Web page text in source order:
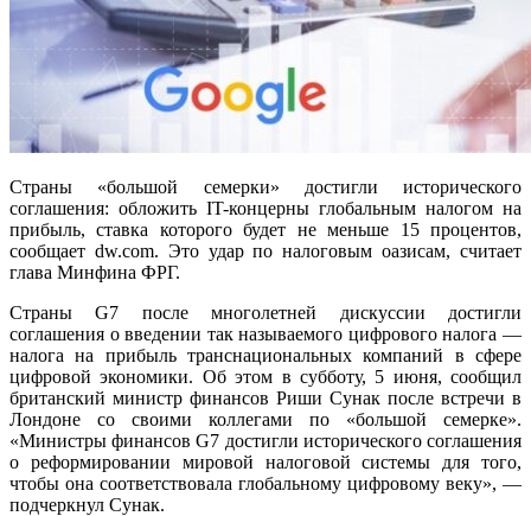
Страны «большой семерки» достигли исторического
соглашения: обложить IT-концерны глобальным налогом на
прибыль, ставка которого будет не меньше 15 процентов,
сообщает dw.com. Это удар по налоговым оазисам, считает
глава Минфина ФРГ.
Страны G7 после многолетней дискуссии достигли
соглашения о введении так называемого цифрового налога —
налога на прибыль транснациональных компаний в сфере
цифровой экономики. Об этом в субботу, 5 июня, сообщил
британский министр финансов Риши Сунак после встречи в
Лондоне со своими коллегами по «большой семерке».
«Министры финансов G7 достигли исторического соглашения
о реформировании мировой налоговой системы для того,
чтобы она соответствовала глобальному цифровому веку», —
подчеркнул Сунак.